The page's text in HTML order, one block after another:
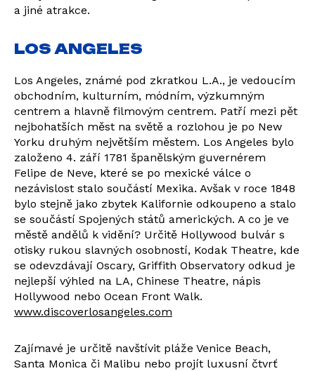
a jiné atrakce.
LOS ANGELES
Los Angeles, známé pod zkratkou L.A., je vedoucím
obchodním, kulturním, módním, výzkumným
centrem a hlavně filmovým centrem. Patří mezi pět
nejbohatších měst na světě a rozlohou je po New
Yorku druhým největším městem. Los Angeles bylo
založeno 4. září 1781 španělským guvernérem
Felipe de Neve, které se po mexické válce o
nezávislost stalo součástí Mexika. Avšak v roce 1848
bylo stejně jako zbytek Kalifornie odkoupeno a stalo
se součástí Spojených států amerických. A co je ve
městě andělů k vidění? Určitě Hollywood bulvár s
otisky rukou slavných osobností, Kodak Theatre, kde
se odevzdávají Oscary, Griffith Observatory odkud je
nejlepší výhled na LA, Chinese Theatre, nápis
Hollywood nebo Ocean Front Walk.
www.discoverlosangeles.com
Zajímavé je určitě navštívit pláže Venice Beach,
Santa Monica či Malibu nebo projít luxusní čtvrť